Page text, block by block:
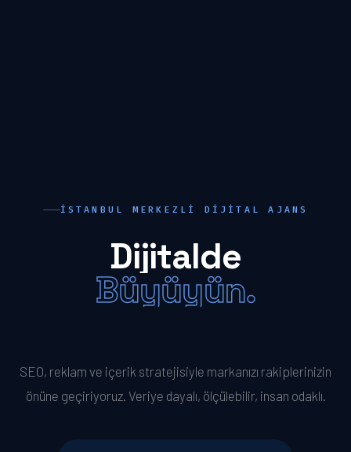
İSTANBUL MERKEZLI DIJITAL AJANS
Dijitalde
Büyüyün.
SEO, reklam ve içerik stratejisiyle markanızı rakiplerinizin
önüne geçiriyoruz. Veriye dayalı, ölçülebilir, insan odaklı.